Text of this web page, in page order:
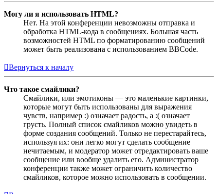
Могу ли я использовать HTML?
Нет. На этой конференции невозможны отправка и
обработка HTML-кода в сообщениях. Большая часть
возможностей HTML по форматированию сообщений
может быть реализована с использованием BBCode.
Вернуться к началу
Что такое смайлики?
Смайлики, или эмотиконы — это маленькие картинки,
которые могут быть использованы для выражения
чувств, например :) означает радость, а :( означает
грусть. Полный список смайликов можно увидеть в
форме создания сообщений. Только не перестарайтесь,
используя их: они легко могут сделать сообщение
нечитаемым, и модератор может отредактировать ваше
сообщение или вообще удалить его. Администратор
конференции также может ограничить количество
смайликов, которое можно использовать в сообщении.